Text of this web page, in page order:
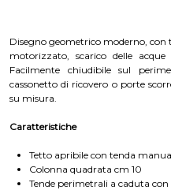
Disegno geometrico moderno,
motorizzato, scarico delle
Facilmente chiudibile sul
cassonetto di ricovero o porte
su misura.
Caratteristiche
Tetto apribile con tenda
Colonna quadrata cm 10
Tende perimetrali a caduta